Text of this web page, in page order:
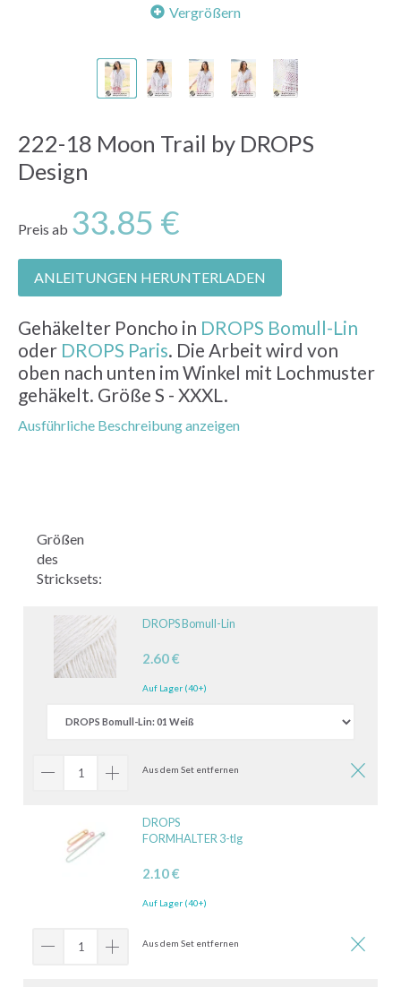
Vergrößern
222-18 Moon Trail by DROPS
Design
Preis ab 33.85 €
ANLEITUNGEN HERUNTERLADEN
Gehäkelter Poncho in DROPS Bomull-Lin
oder DROPS Paris. Die Arbeit wird von
oben nach unten im Winkel mit Lochmuster
gehäkelt. Größe S - XXXL.
Ausführliche Beschreibung anzeigen
Größen
des
Stricksets:
DROPS Bomull-Lin
2.60 €
Auf Lager (40+)
Aus dem Set entfernen
DROPS
FORMHALTER 3-tlg
2.10 €
Auf Lager (40+)
Aus dem Set entfernen